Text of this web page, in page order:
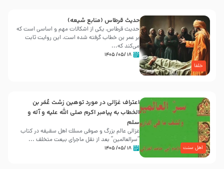
خلفا
حدیث قرطاس (منابع شیعه)
حدیث قرطاس، یکی از اشکالات مهم و اساسی است که
بر عمر بن خطاب گرفته شده است، این روایت ثابت
می‌کند که...
۱۸ /۰۵/ ۱۴۰۵
اهل سنت
اعتراف غزالی در مورد توهین زشت عُمَر بن
الخطاب به پیامبر اکرم صلی الله علیه و آله و
سلم
غزالی عالم بزرگ و صوفی مسلك اهل سقيفه در کتاب
“سرالعالمین” بعد از نقل ماجرای بیعت متخلف ...
۱۸ /۰۵/ ۱۴۰۵